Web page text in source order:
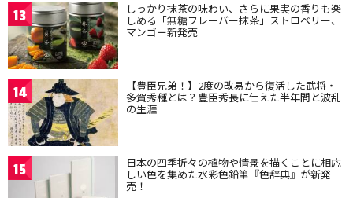
13 しっかり抹茶の味わい、さらに果実の香りも楽
しめる「無糖フレーバー抹茶」ストロベリー、
マンゴー新発売
14 【豊臣兄弟！】2度の改易から復活した武将・
多賀秀種とは？豊臣秀長に仕えた半年間と波乱
の生涯
15 日本の四季折々の植物や情景を描くことに相応
しい色を集めた水彩色鉛筆『色辞典』が新発
売！